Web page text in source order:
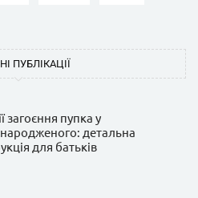
ПУБЛІКАЦІЇ
загоєння пупка у
детальна
для батьків